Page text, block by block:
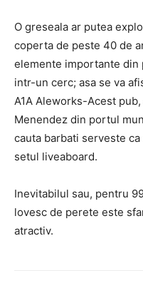
O greseala ar putea
coperta de peste 40 de
elemente importante din
intr-un cerc; asa se va
A1A Aleworks-Acest
Menendez din portul
cauta barbati serveste
setul liveaboard.
Inevitabilul sau, pentru
lovesc de perete este
atractiv.